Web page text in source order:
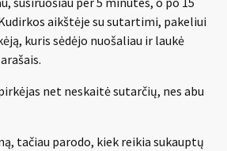
aikštėje su sutartimi, pakeliui
kuris sėdėjo nuošaliau ir laukė
net neskaitė sutarčių, nes abu
tačiau parodo, kiek reikia sukauptų